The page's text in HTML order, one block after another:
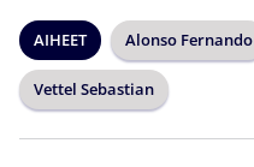
AIHEET Alonso Fernando
Vettel Sebastian